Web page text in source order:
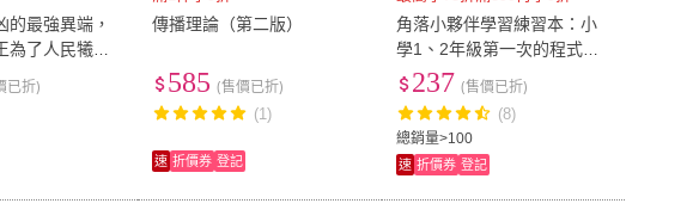
的最強異端，
了人民犧牲
已折)
傳播理論（第二版）
585 (售價已折)
(1)
速 折價券 登記
角落小夥伴學習練習本：小
學1、2年級第一次的程式設
計
總銷量>100
237 (售價已折)
(8)
速 折價券 登記